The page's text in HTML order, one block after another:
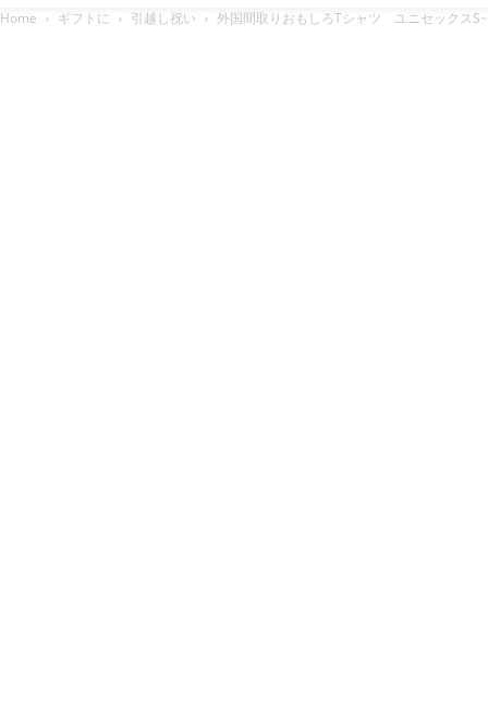
Home ギフトに 引越し祝い 外国間取りおもしろTシャツ ユニセックス